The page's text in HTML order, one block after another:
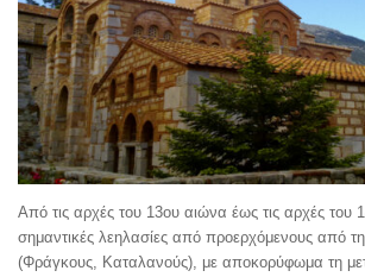
Από τις αρχές του 13ου αιώνα έως τις αρχές του
σημαντικές λεηλασίες από προερχόμενους από
(Φράγκους, Καταλανούς), με αποκορύφωμα τη